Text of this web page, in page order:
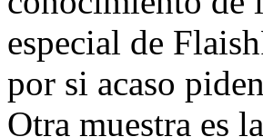
especial de
por si acaso
Otra muestra es